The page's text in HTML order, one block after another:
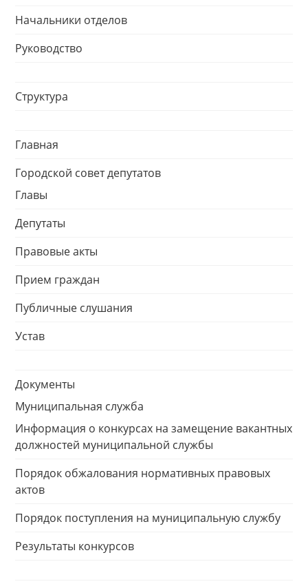
Начальники отделов
Руководство
Структура
Главная
Городской совет депутатов
Главы
Депутаты
Правовые акты
Прием граждан
Публичные слушания
Устав
Документы
Муниципальная служба
Информация о конкурсах на замещение вакантных
должностей муниципальной службы
Порядок обжалования нормативных правовых
актов
Порядок поступления на муниципальную службу
Результаты конкурсов